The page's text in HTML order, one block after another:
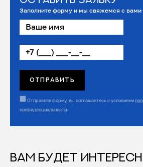
Заполните форму и мы свяжемся с
Отправляя форму, вы соглашаетесь с условиями
конфиденциальности.
ВАМ БУДЕТ